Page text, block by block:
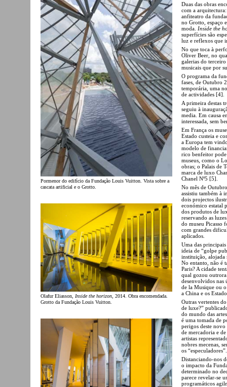
Pormenor do edifício da Fundação Louis Vuitton. Vista sobre a
cascata artificial e o Grotto.
Olafur Eliasson, Inside the horizon, 2014. Obra encomendada.
Grotto da Fundação Louis Vuitton.
Duas das obras
com a
anfiteatro da
no Grotto, espaço
moda. Inside the
superfícies são
luz e reflexos que
No que toca à
Oliver Beer, no
galerias do
musicais que por
O programa da
fases, de Outubro
temporária, uma
de actividades [4].
A primeira destas
seguiu à
media. Em causa
interessada, sem
Em França os
Estado custeia e
a Europa tem
modelo de
rico benfeitor
museus, como o
obras; o Palais de
marca de luxo
Chanel Nº5 [5].
No mês de
assistiu também à
dois projectos
económico estatal
dos produtos de
reservando as
do museu Picasso
com grandes
aplicados.
Uma das principais
ideia de “golpe
instituição,
No entanto, não é
Paris? A cidade
qual gozou
desenvolvidos nas
de la Musique ou
a China e os
Outras vertentes
de luxe?”
do mundo das
é uma tomada de
perigos deste
de mercadoria e
artistas
nobres mecenas,
os “especuladores”.
Distanciando-nos
o impacto da
determinado no
parece revelar-se
programáticos